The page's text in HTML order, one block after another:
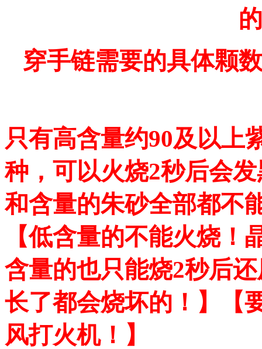
穿手链需要的具体颗
只有高含量约90及以上
种，可以火烧2秒后会
和含量的朱砂全部都不
【低含量的不能火烧
含量的也只能烧2秒后
长了都会烧坏的！】【
风打火机！】